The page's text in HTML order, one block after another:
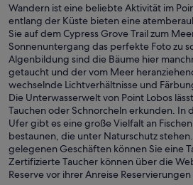
Wandern ist eine beliebte Aktivität im
entlang der Küste bieten eine
Sie auf dem Cypress Grove Trail zum
Sonnenuntergang das perfekte Foto zu
Algenbildung sind die Bäume hier
getaucht und der vom Meer
wechselnde Lichtverhältnisse und
Die Unterwasserwelt von Point Lobos
Tauchen oder Schnorcheln erkunden. In
Ufer gibt es eine große Vielfalt an
bestaunen, die unter Naturschutz
gelegenen Geschäften können Sie eine
Zertifizierte Taucher können über die
Reserve vor ihrer Anreise